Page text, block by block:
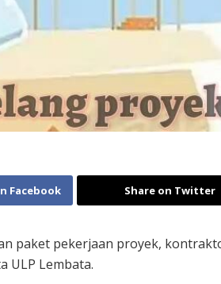
Facebook Share on Twitter
paket pekerjaan proyek,
ULP Lembata.